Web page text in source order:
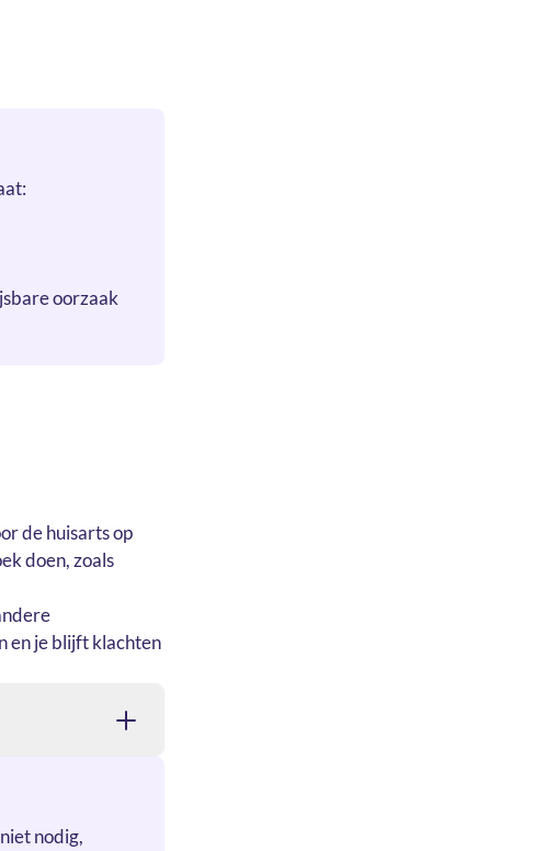
oorzaak
de huisarts op
doen, zoals
en je blijft klachten
nodig,